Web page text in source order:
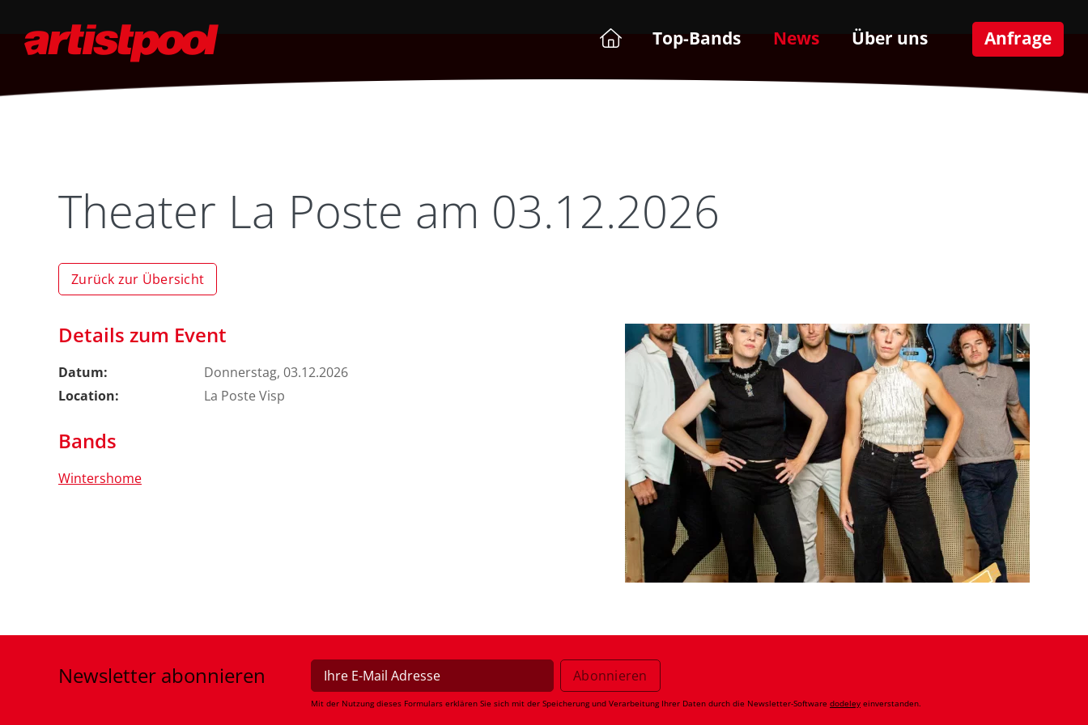
Top-Bands News Über uns Anfrage
Theater La Poste am 03.12.2026
Zurück zur Übersicht
Details zum Event
Datum:
Donnerstag, 03.12.2026
Location:
La Poste Visp
Bands
Wintershome
Newsletter abonnieren
Mit der Nutzung dieses Formulars erklären Sie sich mit der Speicherung und Verarbeitung Ihrer Daten durch die Newsletter-Software dodeley einverstanden.